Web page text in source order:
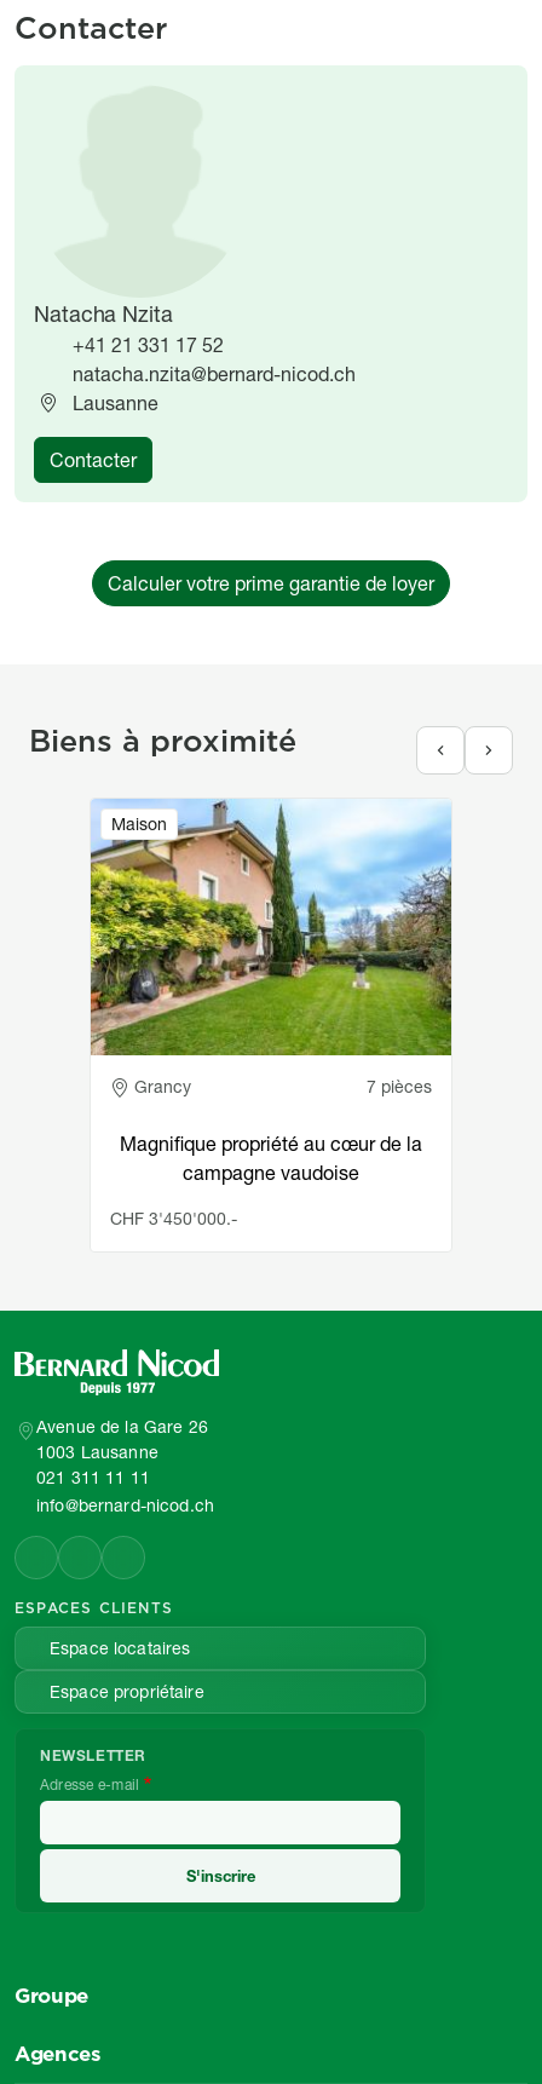
Contacter
Natacha Nzita
+41 21 331 17 52
natacha.nzita@bernard-nicod.ch
Lausanne
Contacter
Calculer votre prime garantie de loyer
Biens à proximité
Maison
Image
Adresse
Grancy 7 pièces
Magnifique propriété au cœur de la
campagne vaudoise
CHF 3'450'000.-
Avenue de la Gare 26
1003 Lausanne
021 311 11 11
info@bernard-nicod.ch
ESPACES CLIENTS
Espace locataires
Espace propriétaire
NEWSLETTER
Adresse e-mail
Groupe
Agences